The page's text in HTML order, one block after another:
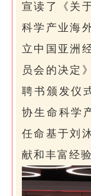
宣读了《关
科学产业海
立中国亚洲
员会的决定
聘书颁发仪
协生命科学
任命基于刘
献和丰富经验